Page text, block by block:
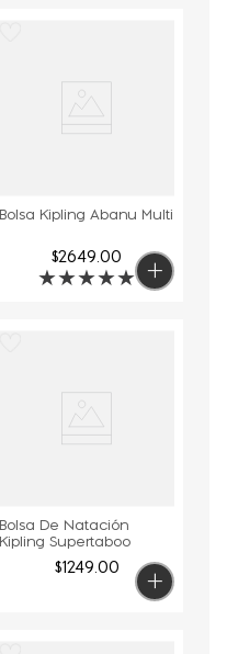
Bolsa Kipling Abanu Multi
$2649.00
★★★★★
Bolsa De Natación
Kipling Supertaboo
$1249.00